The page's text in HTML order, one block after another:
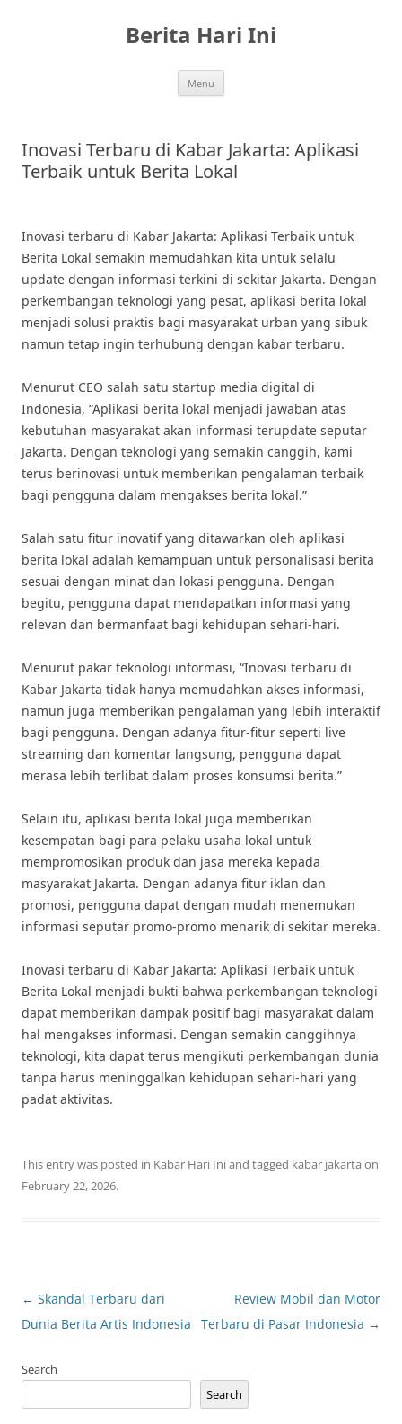
Berita Hari Ini
Menu
Inovasi Terbaru di Kabar Jakarta: Aplikasi
Terbaik untuk Berita Lokal
Inovasi terbaru di Kabar Jakarta: Aplikasi Terbaik untuk
Berita Lokal semakin memudahkan kita untuk selalu
update dengan informasi terkini di sekitar Jakarta. Dengan
perkembangan teknologi yang pesat, aplikasi berita lokal
menjadi solusi praktis bagi masyarakat urban yang sibuk
namun tetap ingin terhubung dengan kabar terbaru.
Menurut CEO salah satu startup media digital di
Indonesia, “Aplikasi berita lokal menjadi jawaban atas
kebutuhan masyarakat akan informasi terupdate seputar
Jakarta. Dengan teknologi yang semakin canggih, kami
terus berinovasi untuk memberikan pengalaman terbaik
bagi pengguna dalam mengakses berita lokal.”
Salah satu fitur inovatif yang ditawarkan oleh aplikasi
berita lokal adalah kemampuan untuk personalisasi berita
sesuai dengan minat dan lokasi pengguna. Dengan
begitu, pengguna dapat mendapatkan informasi yang
relevan dan bermanfaat bagi kehidupan sehari-hari.
Menurut pakar teknologi informasi, “Inovasi terbaru di
Kabar Jakarta tidak hanya memudahkan akses informasi,
namun juga memberikan pengalaman yang lebih interaktif
bagi pengguna. Dengan adanya fitur-fitur seperti live
streaming dan komentar langsung, pengguna dapat
merasa lebih terlibat dalam proses konsumsi berita.”
Selain itu, aplikasi berita lokal juga memberikan
kesempatan bagi para pelaku usaha lokal untuk
mempromosikan produk dan jasa mereka kepada
masyarakat Jakarta. Dengan adanya fitur iklan dan
promosi, pengguna dapat dengan mudah menemukan
informasi seputar promo-promo menarik di sekitar mereka.
Inovasi terbaru di Kabar Jakarta: Aplikasi Terbaik untuk
Berita Lokal menjadi bukti bahwa perkembangan teknologi
dapat memberikan dampak positif bagi masyarakat dalam
hal mengakses informasi. Dengan semakin canggihnya
teknologi, kita dapat terus mengikuti perkembangan dunia
tanpa harus meninggalkan kehidupan sehari-hari yang
padat aktivitas.
This entry was posted in Kabar Hari Iniand tagged kabar jakarta on
February 22, 2026.
Post
navigation
← Skandal Terbaru dari
Dunia Berita Artis Indonesia
Review Mobil dan Motor
Terbaru di Pasar Indonesia →
Search
Search